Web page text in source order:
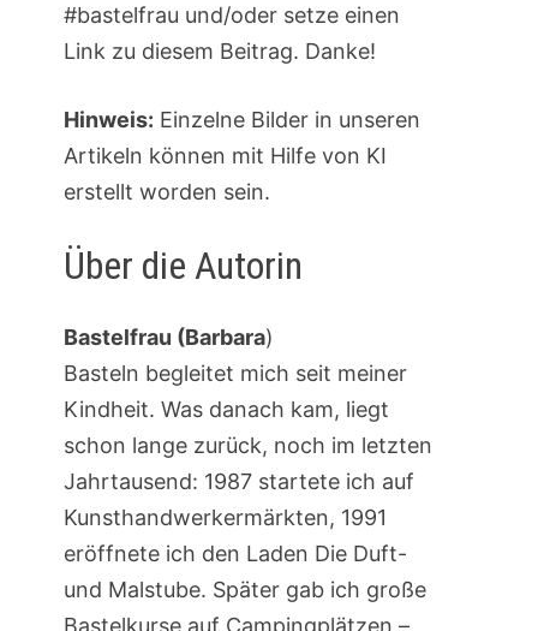
#bastelfrau und/oder setze einen
Link zu diesem Beitrag. Danke!
Hinweis: Einzelne Bilder in unseren
Artikeln können mit Hilfe von KI
erstellt worden sein.
Über die Autorin
Bastelfrau (Barbara)
Basteln begleitet mich seit meiner
Kindheit. Was danach kam, liegt
schon lange zurück, noch im letzten
Jahrtausend: 1987 startete ich auf
Kunsthandwerkermärkten, 1991
eröffnete ich den Laden Die Duft-
und Malstube. Später gab ich große
Bastelkurse auf Campingplätzen –